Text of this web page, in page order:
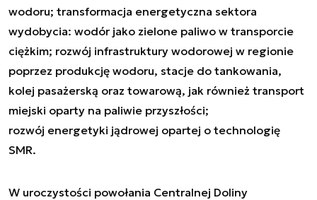
wodoru; transformacja energetyczna sektora
wydobycia: wodór jako zielone paliwo w transporcie
ciężkim; rozwój infrastruktury wodorowej w regionie
poprzez produkcję wodoru, stacje do tankowania,
kolej pasażerską oraz towarową, jak również transport
miejski oparty na paliwie przyszłości;
rozwój energetyki jądrowej opartej o technologię
SMR.
W uroczystości powołania Centralnej Doliny